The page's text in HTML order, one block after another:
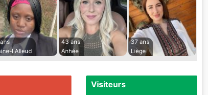
l Alleud
43 ans
Anhée
37 ans
Liège
Visiteurs